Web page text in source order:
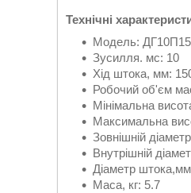
Технічні
Модель:
Зусилля. мс: 10
Хід штока, мм:
Робочий об'єм
Мінімальна
Максимальна
Зовнішній
Внутрішній
Діаметр
Маса, кг: 5.7